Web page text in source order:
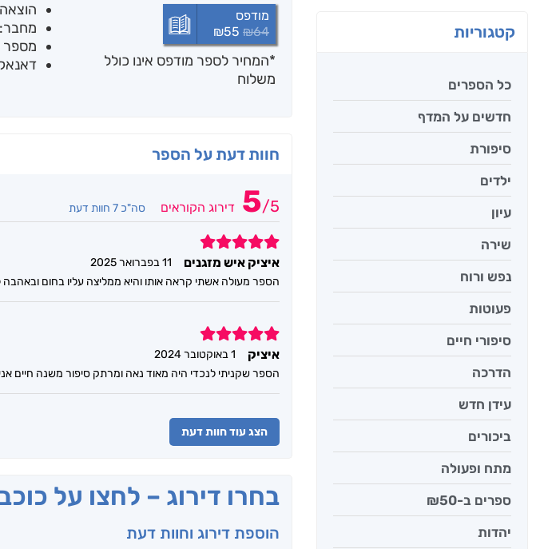
קטגוריות
כל הספרים
חדשים על המדף
סיפורת
ילדים
עיון
שירה
נפש ורוח
פעוטות
סיפורי חיים
הדרכה
עידן חדש
ביכורים
מתח ופעולה
ספרים ב-₪50
יהדות
מודפס
₪64
₪55
*המחיר לספר מודפס אינו כולל
משלוח
מחבר:
מספר
דאנאקוד:
חוות דעת על הספר
5/5 דירוג הקוראים סה"כ 7 חוות דעת
5
איציק איש מזגנים
11 בפברואר 2025
הספר מעולה אשתי קראה אותו והיא ממליצה עליו בחום ובאהבה לכל הציבור והיא קנתה
5
איציק
1 באוקטובר 2024
הספר שקניתי לנכדי היה מאוד נאה ומרתק סיפור משנה חיים
הצג עוד חוות דעת
בחרו דירוג – לחצו על
הוספת דירוג וחוות דעת